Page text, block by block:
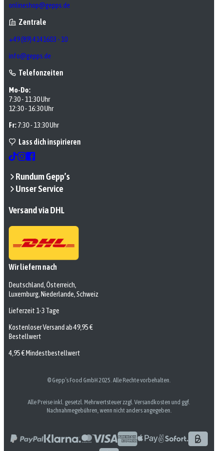
onlineshop@gepps.de
Zentrale
+49 (89) 4141603 - 10
info@gepps.de
Telefonzeiten
Mo-Do:
7:30 - 11:30 Uhr
12:30 - 16:30 Uhr
Fr:7:30 - 13:30 Uhr
Lass dich inspirieren
Rundum Gepp’s
Unser Service
Versand via DHL
Wir liefern nach
Deutschland, Österreich,
Luxemburg, Niederlande, Schweiz
Lieferzeit 1-3 Tage
Kostenloser Versand ab 49,95 €
Bestellwert
4,95 € Mindestbestellwert
© Gepp’s Food GmbH 2025. Alle Rechte vorbehalten.
Alle Preise inkl. gesetzl. Mehrwertsteuer zzgl. Versandkosten und ggf.
Nachnahmegebühren, wenn nicht anders angegeben.